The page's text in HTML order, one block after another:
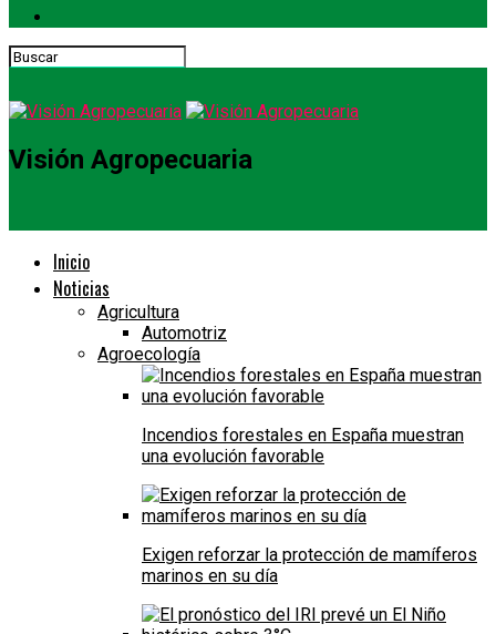
Visión Agropecuaria
Inicio
Noticias
Agricultura
Automotriz
Agroecología
Incendios forestales en España muestran
una evolución favorable
Exigen reforzar la protección de mamíferos
marinos en su día